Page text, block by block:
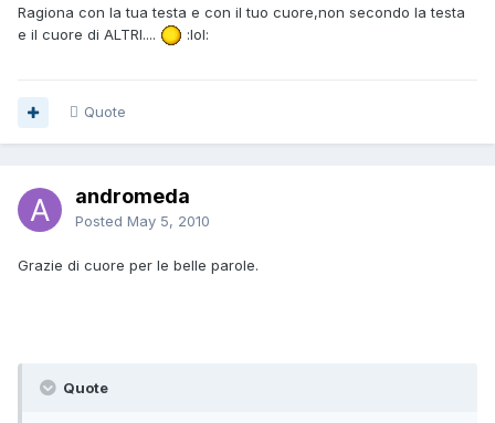
Ragiona con la tua testa e con il tuo cuore,non secondo la testa
e il cuore di ALTRI....
:lol:
Quote
andromeda
Posted May 5, 2010
Grazie di cuore per le belle parole.
Quote